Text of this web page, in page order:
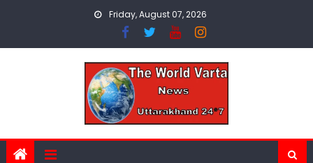
Friday, August 07, 2026